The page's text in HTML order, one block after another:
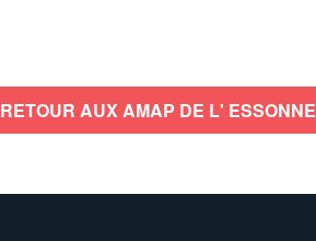
RETOUR AUX AMAP DE L' ESSONNE